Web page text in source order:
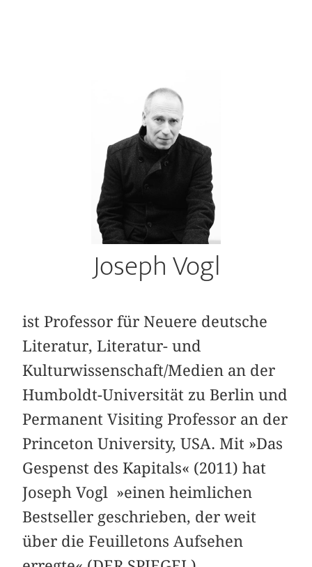
Joseph Vogl
ist Professor für Neuere deutsche
Literatur, Literatur- und
Kulturwissenschaft/Medien an der
Humboldt-Universität zu Berlin und
Permanent Visiting Professor an der
Princeton University, USA. Mit »Das
Gespenst des Kapitals« (2011) hat
Joseph Vogl »einen heimlichen
Bestseller geschrieben, der weit
über die Feuilletons Aufsehen